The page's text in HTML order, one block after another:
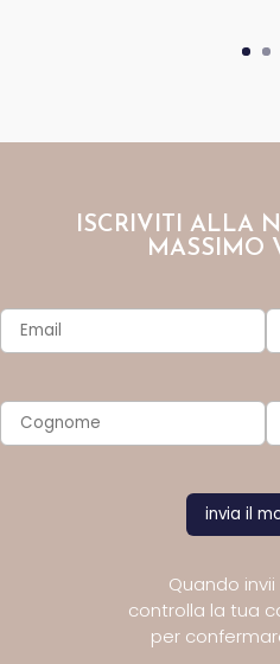
ISCRIVITI ALLA
MASSIMO
Quando
controlla la tua
per